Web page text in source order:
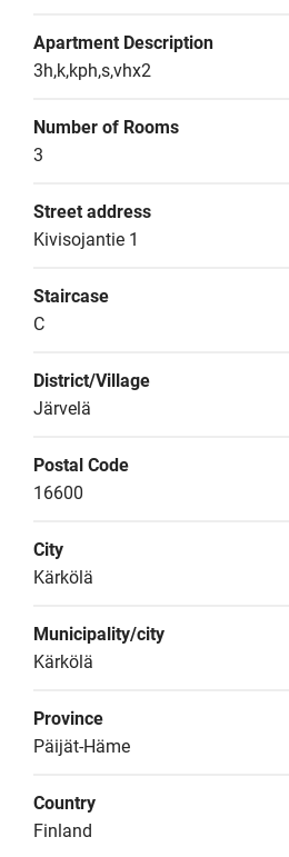
Apartment Description
3h,k,kph,s,vhx2
Number of Rooms
3
Street address
Kivisojantie 1
Staircase
C
District/Village
Järvelä
Postal Code
16600
City
Kärkölä
Municipality/city
Kärkölä
Province
Päijät-Häme
Country
Finland